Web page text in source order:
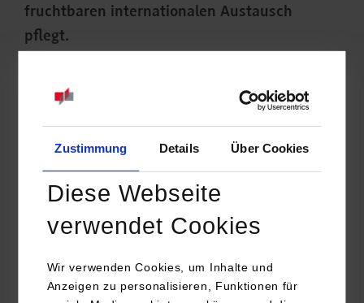
Zustimmung Details Über Cookies
Diese Webseite
verwendet Cookies
Wir verwenden Cookies, um Inhalte und
Anzeigen zu personalisieren, Funktionen für
fruchtbaren internationalen Austausch
pflegt.